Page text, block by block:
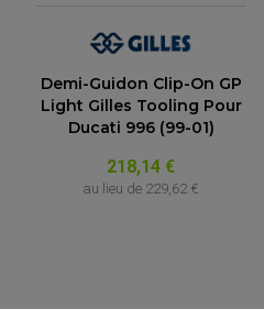
Demi-Guidon Clip-On GP
Light Gilles Tooling Pour
Ducati 996 (99-01)
218,14 €
au lieu de 229,62 €